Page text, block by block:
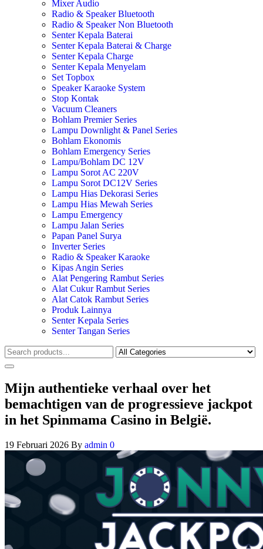
Mixer Audio
Radio & Speaker Bluetooth
Radio & Speaker Non Bluetooth
Senter Kepala Baterai
Senter Kepala Baterai & Charge
Senter Kepala Charge
Senter Kepala Menyelam
Set Topbox
Speaker Karaoke System
Stop Kontak
Vacuum Cleaners
Bohlam Premier Series
Lampu Downlight & Panel Series
Bohlam Ekonomis
Bohlam Emergency Series
Lampu/Bohlam DC 12V
Lampu Sorot AC 220V
Lampu Sorot DC12V Series
Lampu Hias Dekorasi Series
Lampu Hias Mewah Series
Lampu Emergency
Lampu Jalan Series
Papan Panel Surya
Inverter Series
Radio & Speaker Karaoke
Kipas Angin Series
Alat Pengering Rambut Series
Alat Cukur Rambut Series
Alat Catok Rambut Series
Produk Lainnya
Senter Kepala Series
Senter Tangan Series
Mijn authentieke verhaal over het
bemachtigen van de progressieve jackpot
in het Spinmama Casino in België.
19 Februari 2026 By admin 0